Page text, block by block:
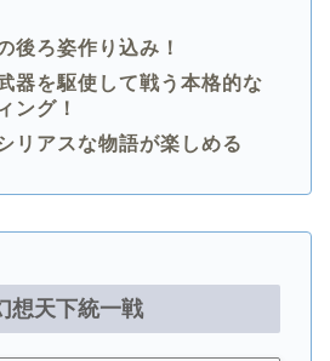
後ろ姿作り込み！
器を駆使して戦う本格的な
ング！
リアスな物語が楽しめる
想天下統一戦